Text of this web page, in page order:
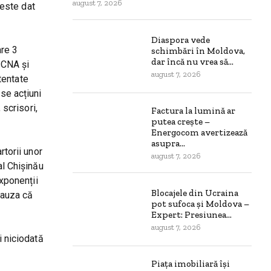
dat
3
și
acțiuni
scrisori,
unor
Chișinău
că
niciodată
august 7, 2026
Diaspora vede
schimbări în Moldova,
dar încă nu vrea să...
august 7, 2026
Factura la lumină ar
putea crește –
Energocom avertizează
asupra...
august 7, 2026
Blocajele din Ucraina
pot sufoca și Moldova –
Expert: Presiunea...
august 7, 2026
Piața imobiliară își